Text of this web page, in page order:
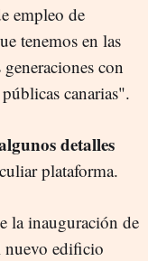
empleo de
tenemos en las
con
canarias".
detalles
plataforma.
la inauguración de
nuevo edificio